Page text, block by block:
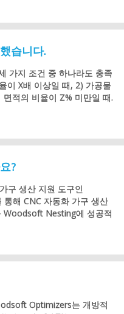
습니다.
가지 조건 중 하나라도 충족
이 X배 이상일 때, 2) 가공물
적의 비율이 Z% 미만일 때.
?
구 생산 지원 도구인
통해 CNC 자동화 가구 생산
Woodsoft Nesting에 성공적
Optimizers는 개방적